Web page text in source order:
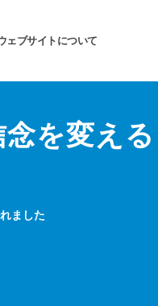
ェブサイトについて
を変える
ました